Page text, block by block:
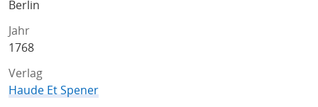
Berlin
Jahr
1768
Verlag
Haude Et Spener